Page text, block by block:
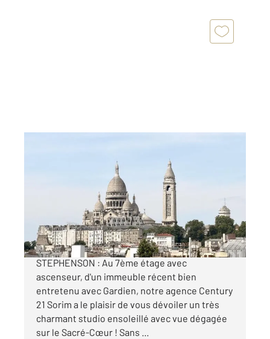
Appartement F1 à vendre
262 000 €
MARCADET POISSONNIERS / RUE
STEPHENSON : Au 7ème étage avec
ascenseur, d'un immeuble récent bien
entretenu avec Gardien, notre agence Century
21 Sorim a le plaisir de vous dévoiler un très
charmant studio ensoleillé avec vue dégagée
sur le Sacré-Cœur ! Sans ...